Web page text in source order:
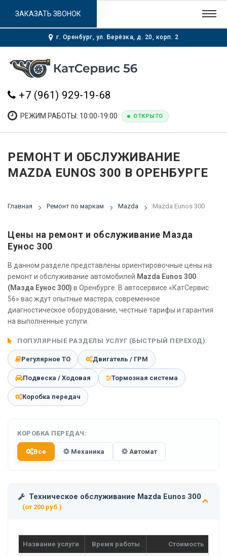
г. Оренбург, ул. Берёзка, д. 20, корп. 2
+7 (961) 929-19-68
РЕЖИМ РАБОТЫ: 10:00-19:00 ОТКРЫТО
ЗАКАЗАТЬ ЗВОНОК
РЕМОНТ И ОБСЛУЖИВАНИЕ
MAZDA EUNOS 300 В ОРЕНБУРГЕ
Главная Ремонт по маркам Mazda Mazda Eunos 300
Цены на ремонт и обслуживание Мазда
Еунос 300
В данном разделе представлены ориентировочные цены на
ремонт и обслуживание автомобилей Mazda Eunos 300
(Мазда Еунос 300) в Оренбурге. В автосервисе «КатСервис
56» вас ждут опытные мастера, современное
диагностическое оборудование, честные тарифы и гарантия
на выполненные услуги.
ПОПУЛЯРНЫЕ РАЗДЕЛЫ УСЛУГ (БЫСТРЫЙ ПЕРЕХОД):
Регулярное ТО Двигатель / ГРМ
Подвеска / Ходовая Тормозная система
Коробка передач
КОРОБКА ПЕРЕДАЧ:
Все Механика Автомат
Техническое обслуживание Mazda Eunos 300
(от 200 руб.)
Название услуги Время работы Стоимость